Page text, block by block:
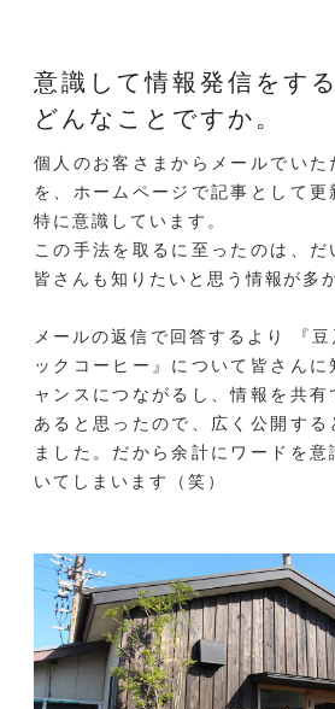
意識して情報発信をす
どんなことですか。
個人のお客さまからメールでいた
を、ホームページで記事として更
特に意識しています。
この手法を取るに至ったのは、だ
皆さんも知りたいと思う情報が多
メールの返信で回答するより 『
ックコーヒー』について皆さんに
ャンスにつながるし、情報を共
あると思ったので、広く公開する
ました。だから余計にワードを
いてしまいます（笑）